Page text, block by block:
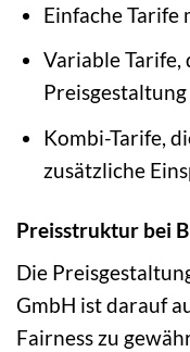
Einfache
Variable Tarife,
Kombi-Tarife,
zusätzliche
Preisstruktur bei
Die
GmbH ist darauf
Fairness zu